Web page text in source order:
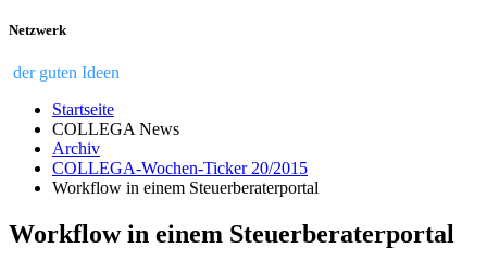
Netzwerk
der guten Ideen
Startseite
COLLEGA News
Archiv
COLLEGA-Wochen-Ticker 20/2015
Workflow in einem Steuerberaterportal
Workflow in einem Steuerberaterportal